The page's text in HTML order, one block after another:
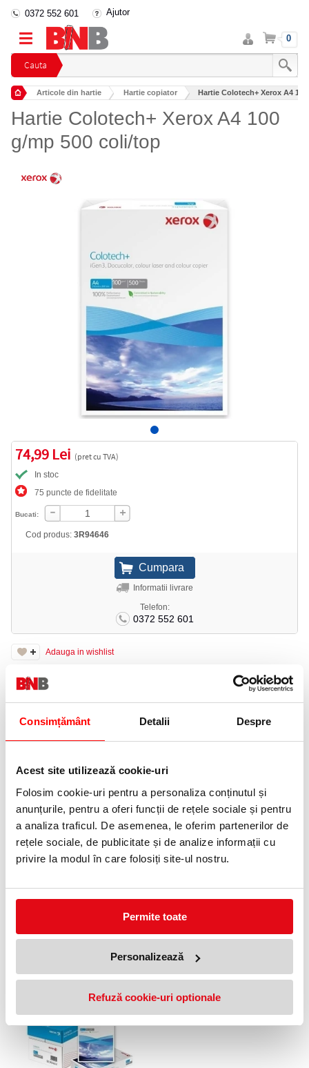
Consimțământ Detalii Despre
Acest site utilizează cookie-uri
Folosim cookie-uri pentru a personaliza conținutul și
anunțurile, pentru a oferi funcții de rețele sociale și pentru
a analiza traficul. De asemenea, le oferim partenerilor de
rețele sociale, de publicitate și de analize informații cu
privire la modul în care folosiți site-ul nostru.
Permite toate
Personalizează
Refuză cookie-uri optionale
Cauta
0372 552 601 Ajutor
Intra
in
cont
Cos 0
Articole din hartie Hartie copiator Hartie Colotech+ Xerox A4
Hartie Colotech+ Xerox A4 100
g/mp 500 coli/top
74,99 Lei (pret cu TVA)
In stoc
75 puncte de fidelitate
Bucati:
Cod produs: 3R94646
Informatii livrare
Telefon:
0372 552 601
Adauga in wishlist
Format: A4.
Gramaj: 100 g/mp.
Ambalare: 500 coli/top.
Hartie dublu calandrata, cu textura foarte fina care amplifica
volum.
PRODUSE SIMILARE
Hartie Colotech+ Xerox A4 120
Anunta-ma cand revine in stoc
Carton Colotech+ A4 300 g/mp
Anunta-ma cand revine in stoc